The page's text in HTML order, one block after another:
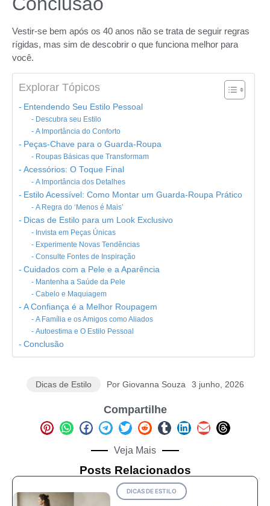
Vestir-se bem após os 40 anos não se trata de seguir regras
rígidas, mas sim de descobrir o que funciona melhor para
você.
Explorar Tópicos
Entendendo Seu Estilo Pessoal
Descubra seu Estilo
A Importância do Conforto
Peças-Chave para o Guarda-Roupa
Roupas Básicas que Transformam
Acessórios: O Toque Final
A Importância dos Detalhes
Estilo Acessível: Como Montar um Guarda-Roupa Prático
A Regra do ‘Menos é Mais’
Dicas de Estilo para um Look Exclusivo
Invista em Peças Únicas
Experimente Novas Tendências
Consulte Fontes de Inspiração
Cuidados com a Pele e a Aparência
Mantenha a Saúde da Pele
Cabelo e Maquiagem
A Confiança é a Melhor Roupagem
A Família e os Amigos como Aliados
Autoestima e O Estilo Pessoal
Conclusão
Dicas de Estilo PorGiovanna Souza 3 junho, 2026
Compartilhe
Veja Mais
Posts Relacionados
DICAS DE ESTILO